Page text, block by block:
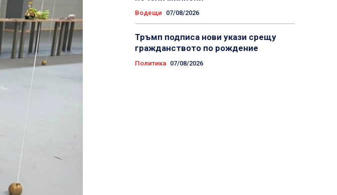
Водещи 07/08/2026
Тръмп подписа нови укази срещу
гражданството по рождение
Политика 07/08/2026